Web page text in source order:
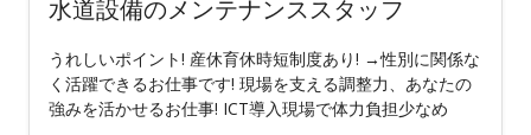
水道設備のメンテナンススタッフ
うれしいポイント! 産休育休時短制度あり! →性別に関係な
く活躍できるお仕事です! 現場を支える調整力、あなたの
強みを活かせるお仕事! ICT導入現場で体力負担少なめ